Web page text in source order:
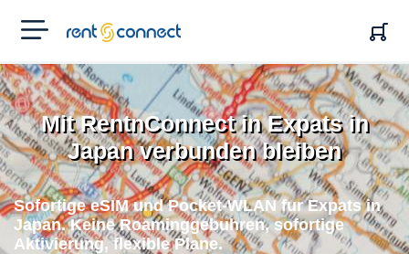
RENT'N
CONNECT
Mit RentnConnect in Expats in
Japan verbunden bleiben
Sofortige eSIM und Pocket-WLAN fur Expats in
Japan. Keine Roaminggebuhren, sofortige
Aktivierung, flexible Plane.